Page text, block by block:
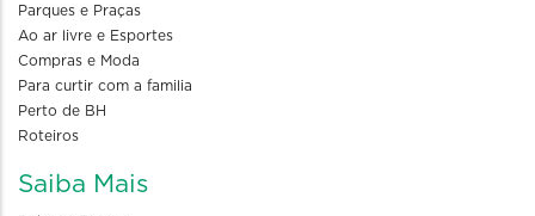
Parques e Praças
Ao ar livre e Esportes
Compras e Moda
Para curtir com a familia
Perto de BH
Roteiros
Saiba Mais